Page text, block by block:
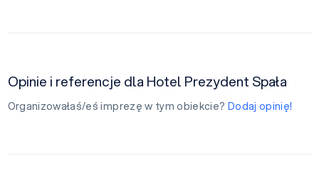
Opinie i referencje dla Hotel Prezydent Spała
Organizowałaś/eś imprezę w tym obiekcie? Dodaj opinię!